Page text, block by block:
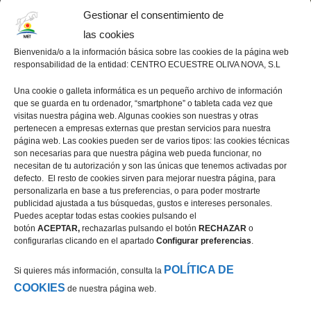
Gestionar el consentimiento de
las cookies
Bienvenida/o a la información básica sobre las cookies de la página web
responsabilidad de la entidad: CENTRO ECUESTRE OLIVA NOVA, S.L
Una cookie o galleta informática es un pequeño archivo de información
que se guarda en tu ordenador, “smartphone” o tableta cada vez que
visitas nuestra página web. Algunas cookies son nuestras y otras
pertenecen a empresas externas que prestan servicios para nuestra
página web. Las cookies pueden ser de varios tipos: las cookies técnicas
son necesarias para que nuestra página web pueda funcionar, no
necesitan de tu autorización y son las únicas que tenemos activadas por
defecto. El resto de cookies sirven para mejorar nuestra página, para
personalizarla en base a tus preferencias, o para poder mostrarte
publicidad ajustada a tus búsquedas, gustos e intereses personales.
Puedes aceptar todas estas cookies pulsando el
botón ACEPTAR, rechazarlas pulsando el botón RECHAZAR o
configurarlas clicando en el apartado Configurar preferencias.
Si quieres más información, consulta la POLÍTICA DE
COOKIES de nuestra página web.